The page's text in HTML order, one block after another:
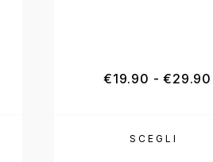
SCEGLI
€19.90 - €29.90